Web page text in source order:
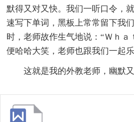
默得又对又快。我们一听口令，
速写下单词，黑板上常常留下我
时，老师故作生气地说：“Ｗｈａ
便哈哈大笑，老师也跟我们一起乐
这就是我的外教老师，幽默